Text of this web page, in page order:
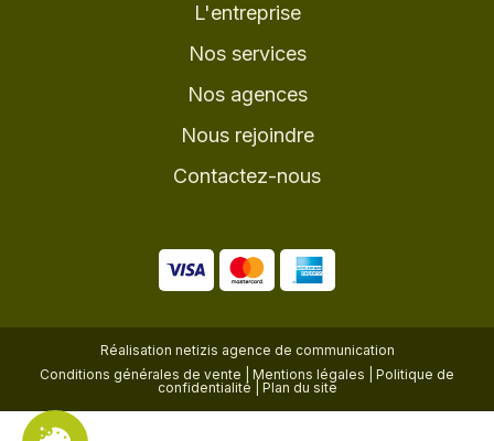
L'entreprise
Nos services
Nos agences
Nous rejoindre
Contactez-nous
Réalisation netizis agence de communication
Conditions générales de vente
Mentions légales
Politique de
confidentialité
Plan du site